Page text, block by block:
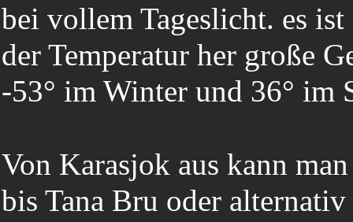
bei vollem Tageslicht. es
der Temperatur her große
-53° im Winter und 36° im
Von Karasjok aus kann
bis Tana Bru oder